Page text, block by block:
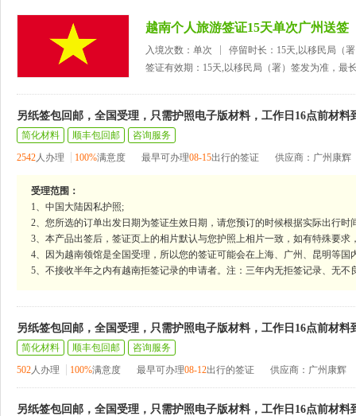
越南个人旅游签证15天单次广州送签
入境次数：单次
停留时长：15天,以移民局（
签证有效期：15天,以移民局（署）签发为准，最
另纸签包回邮，全国受理，只需护照电子版材料，工作日16点前材料
简化材料 顺丰包回邮
咨询服务
2542人办理 100%满意度 最早可办理08-15出行的签证 供应商：广州康辉
受理范围：
1、中国大陆因私护照;
2、您所选的订单出发日期为签证生效日期，请您预订的时候根据实际出行时
3、本产品出签后，签证页上的相片默认与您护照上相片一致，如有特殊要求
4、因为越南领馆是全国受理，所以您的签证可能会在上海、广州、昆明等国
5、不接收半年之内有越南拒签记录的申请者。注：三年内无拒签记录、无
另纸签包回邮，全国受理，只需护照电子版材料，工作日16点前材料
简化材料 顺丰包回邮
咨询服务
502人办理 100%满意度 最早可办理08-12出行的签证 供应商：广州康辉
另纸签包回邮，全国受理，只需护照电子版材料，工作日16点前材料